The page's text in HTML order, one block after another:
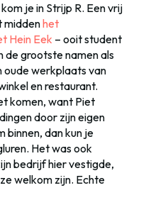
je in Strijp R. Een vrij
middenhet
Hein Eek – ooit student
de grootste namen als
oude werkplaats van
en restaurant.
komen, want Piet
door zijn eigen
binnen, dan kun je
Het was ook
bedrijf hier vestigde,
welkom zijn. Echte